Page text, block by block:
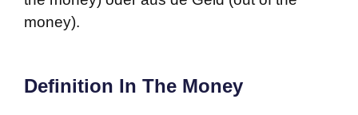
money).
Definition In The Money